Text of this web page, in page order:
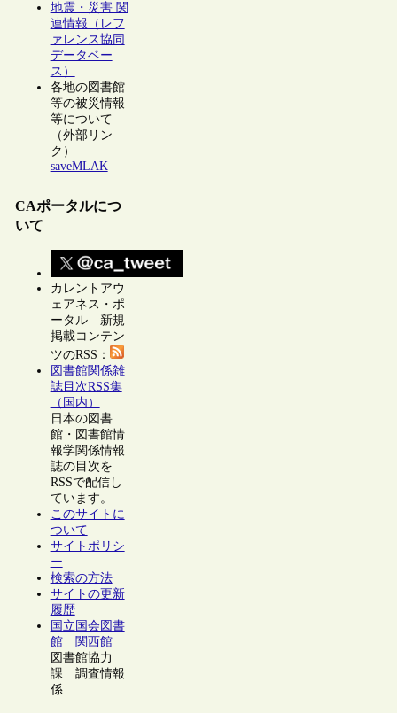
地震・災害 関
連情報（レフ
ァレンス協同
データベー
ス）
各地の図書館
等の被災情報
等について
（外部リン
ク）
saveMLAK
CAポータルにつ
いて
カレントアウ
ェアネス・ポ
ータル 新規
掲載コンテン
ツのRSS：
図書館関係雑
誌目次RSS集
（国内）
日本の図書
館・図書館情
報学関係情報
誌の目次を
RSSで配信し
ています。
このサイトに
ついて
サイトポリシ
ー
検索の方法
サイトの更新
履歴
国立国会図書
館 関西館
図書館協力
課 調査情報
係